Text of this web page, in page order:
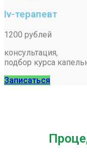
Iv-терапевт
1200 рублей
консультация,
подбор курса
Записаться